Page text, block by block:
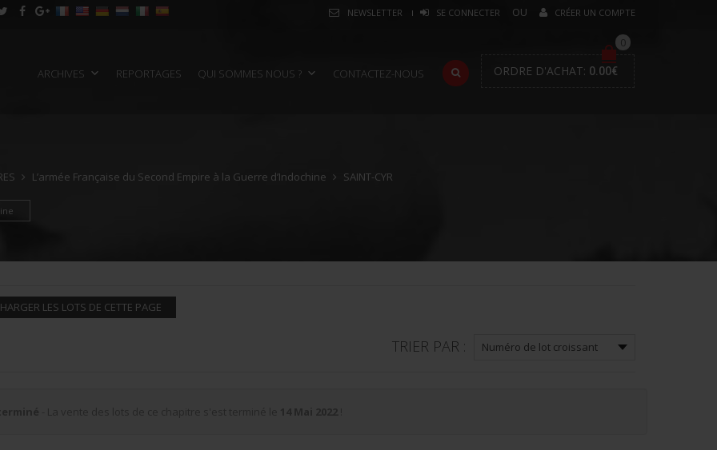
NEWSLETTER SE CONNECTER CRÉER UN COMPTE
ARCHIVES REPORTAGES QUI SOMMES NOUS ? CONTACTEZ-NOUS
0
ORDRE D'ACHAT: 0.00€
L’armée Française du Second Empire à la Guerre d’Indochine SAINT-CYR
LES LOTS DE CETTE PAGE
TRIER PAR :